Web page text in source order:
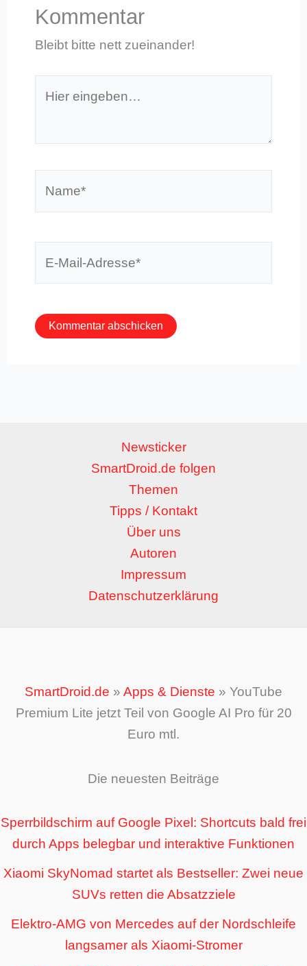
Kommentar
Bleibt bitte nett zueinander!
eingeben…
Newsticker
SmartDroid.de folgen
Themen
Tipps / Kontakt
Über uns
Autoren
Impressum
Datenschutzerklärung
SmartDroid.de » Apps & Dienste » YouTube
Premium Lite jetzt Teil von Google AI Pro für 20
Euro mtl.
Die neuesten Beiträge
Sperrbildschirm auf Google Pixel: Shortcuts bald frei
durch Apps belegbar und interaktive Funktionen
Xiaomi SkyNomad startet als Bestseller: Zwei neue
SUVs retten die Absatzziele
Elektro-AMG von Mercedes auf der Nordschleife
langsamer als Xiaomi-Stromer